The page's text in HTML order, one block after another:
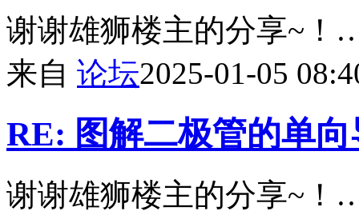
谢谢雄狮楼主的分享~
来自 论坛2025-01-05
RE: 图解二极管的单
谢谢雄狮楼主的分享~